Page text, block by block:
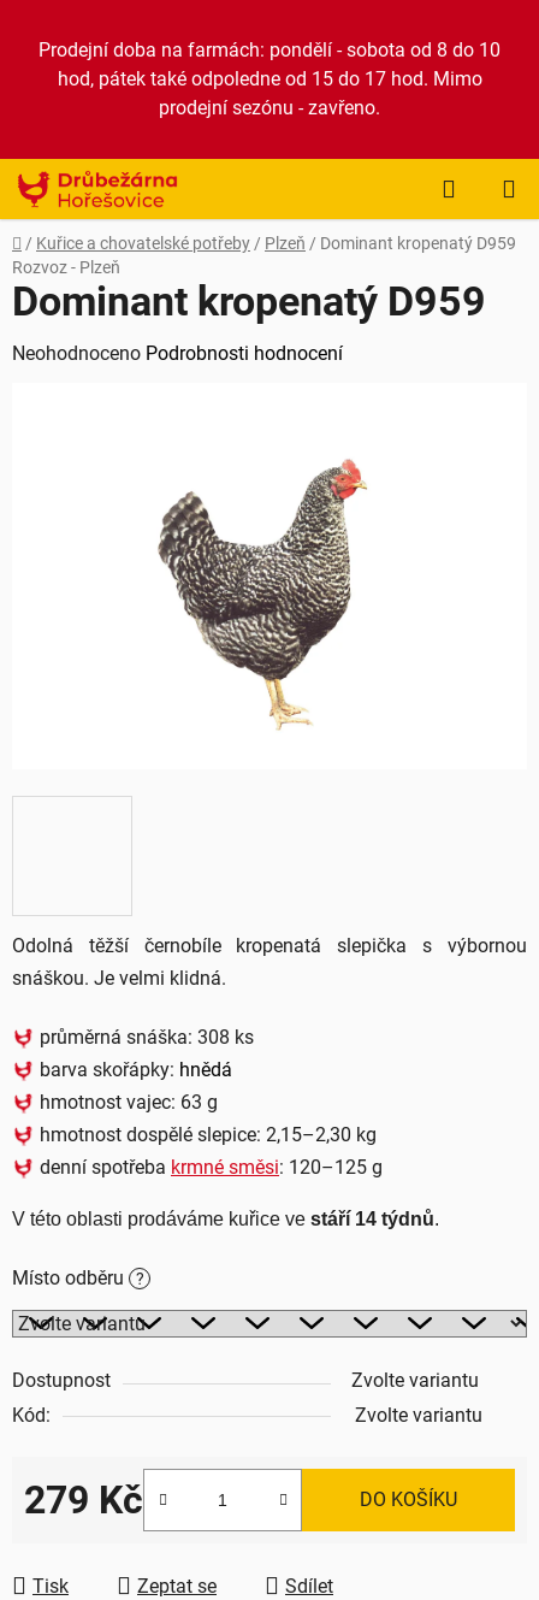
obsah
Prodejní doba na farmách: pondělí - sobota od 8 do 10
hod, pátek také odpoledne od 15 do 17 hod. Mimo
prodejní sezónu - zavřeno.
KOŠÍK
Domů
/ Kuřice a chovatelské potřeby / Plzeň / Dominant kropenatý D959
Rozvoz - Plzeň
Odolná těžší černobíle kropenatá slepička s výbornou
snáškou. Je velmi klidná.
průměrná snáška: 308 ks
barva skořápky: hnědá
hmotnost vajec: 63 g
hmotnost dospělé slepice: 2,15–2,30 kg
denní spotřeba krmné směsi: 120–125 g
V této oblasti prodáváme kuřice ve stáří 14 týdnů.
Místo odběru ?
Dostupnost
Zvolte variantu
Kód:
Zvolte variantu
279 Kč DO KOŠÍKU
Tisk Zeptat se Sdílet
Dominant kropenatý D959
Průměrné
Neohodnoceno Podrobnosti hodnocení